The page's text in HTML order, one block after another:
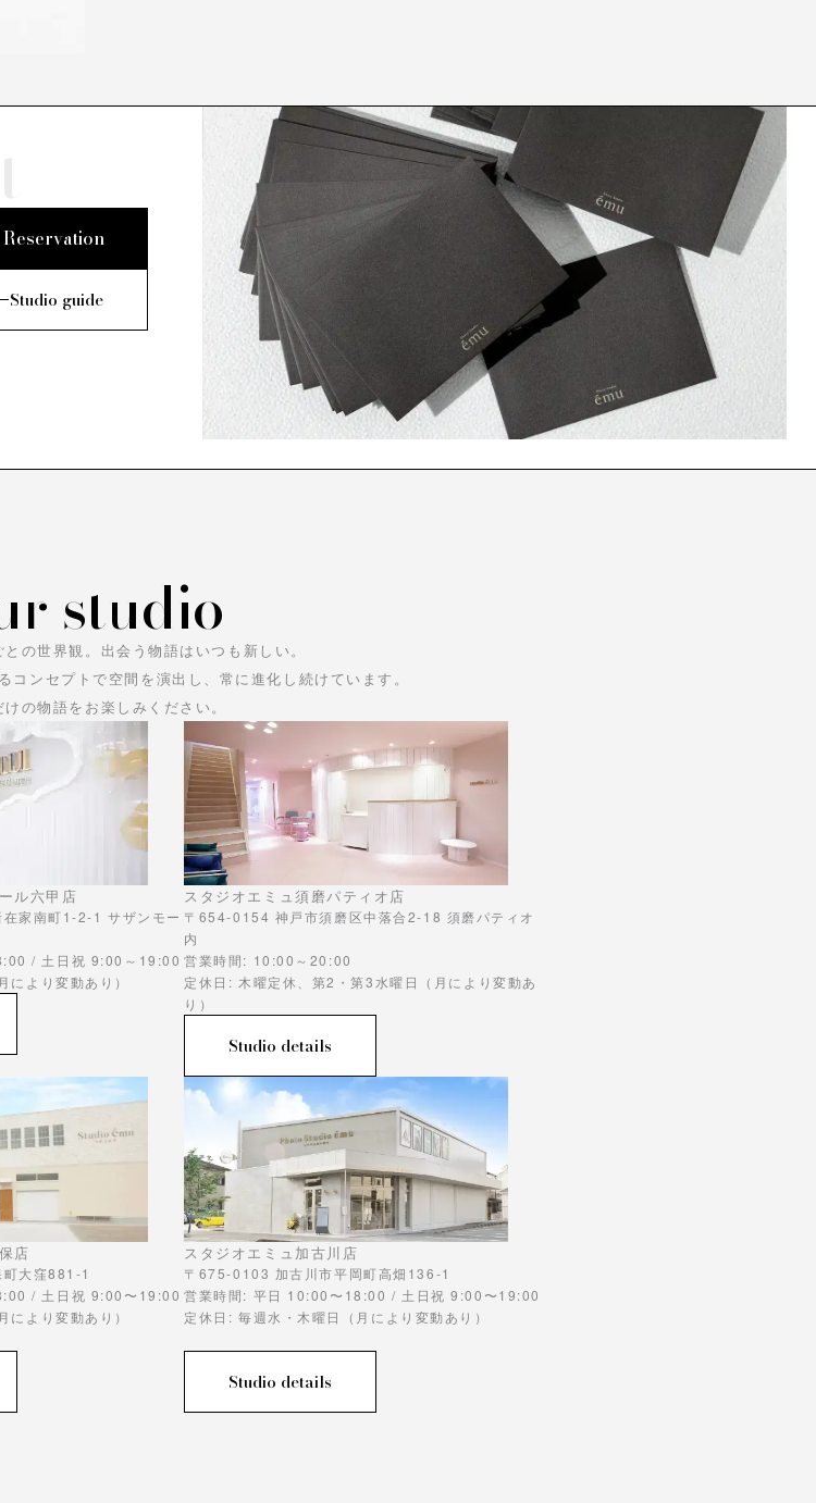
Reservation
Studio guide
studio
の世界観。 出会う物語はいつも新しい。
コンセプトで空間を演出し、常に進化し続けています。
の物語をお楽しみください。
ル六甲店
家南町1-2-1 サザンモー
/ 土日祝 9:00～19:00
により変動あり）
スタジオエミュ須磨パティオ店
〒654-0154 神戸市須磨区中落合2-18 須磨パティオ
内
営業時間: 10:00～20:00
定休日: 木曜定休、第2・第3水曜日（月により変動あ
り）
Studio details
店
大窪881-1
/ 土日祝 9:00〜19:00
により変動あり）
スタジオエミュ加古川店
〒675-0103 加古川市平岡町高畑136-1
営業時間: 平日 10:00〜18:00 / 土日祝 9:00〜19:00
定休日: 毎週水・木曜日（月により変動あり）
Studio details